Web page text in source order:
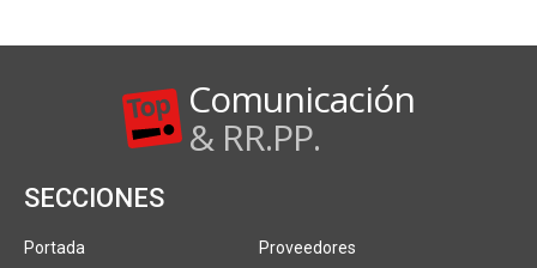
Comunicación
& RR.PP.
SECCIONES
Portada
Proveedores